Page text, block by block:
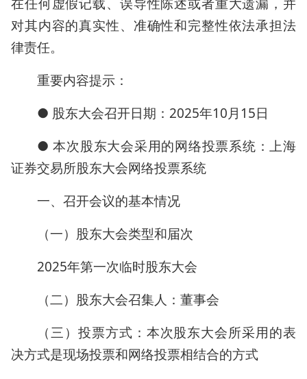
对其内容的真实性、准确性和完整性依法承担法
律责任。
重要内容提示：
● 股东大会召开日期：2025年10月15日
● 本次股东大会采用的网络投票系统：上海
证券交易所股东大会网络投票系统
一、召开会议的基本情况
（一）股东大会类型和届次
2025年第一次临时股东大会
（二）股东大会召集人：董事会
（三）投票方式：本次股东大会所采用的表
决方式是现场投票和网络投票相结合的方式